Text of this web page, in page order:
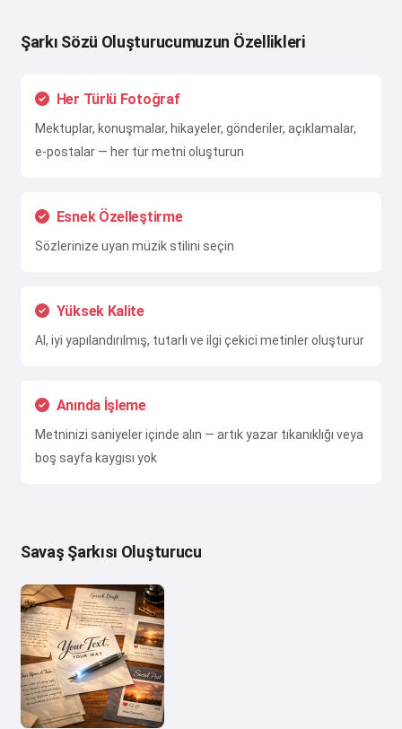
Şarkı Sözü Oluşturucumuzun Özellikleri
Her Türlü Fotoğraf
Mektuplar, konuşmalar, hikayeler, gönderiler, açıklamalar,
e-postalar — her tür metni oluşturun
Esnek Özelleştirme
Sözlerinize uyan müzik stilini seçin
Yüksek Kalite
AI, iyi yapılandırılmış, tutarlı ve ilgi çekici metinler oluşturur
Anında İşleme
Metninizi saniyeler içinde alın — artık yazar tıkanıklığı veya
boş sayfa kaygısı yok
Savaş Şarkısı Oluşturucu